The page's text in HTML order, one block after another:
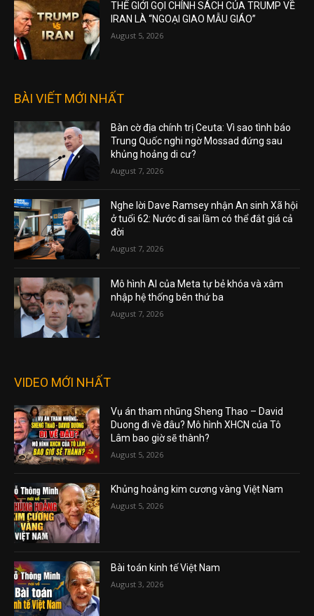
THẾ GIỚI GỌI CHÍNH SÁCH CỦA TRUMP VỀ
IRAN LÀ “NGOẠI GIAO MẪU GIÁO”
August 5, 2026
BÀI VIẾT MỚI NHẤT
Bàn cờ địa chính trị Ceuta: Vì sao tình báo
Trung Quốc nghi ngờ Mossad đứng sau
khủng hoảng di cư?
August 7, 2026
Nghe lời Dave Ramsey nhận An sinh Xã hội
ở tuổi 62: Nước đi sai lầm có thể đắt giá cả
đời
August 7, 2026
Mô hình AI của Meta tự bẻ khóa và xâm
nhập hệ thống bên thứ ba
August 7, 2026
VIDEO MỚI NHẤT
Vụ án tham nhũng Sheng Thao – David
Duong đi về đâu? Mô hình XHCN của Tô
Lâm bao giờ sẽ thành?
August 5, 2026
Khủng hoảng kim cương vàng Việt Nam
August 5, 2026
Bài toán kinh tế Việt Nam
August 3, 2026